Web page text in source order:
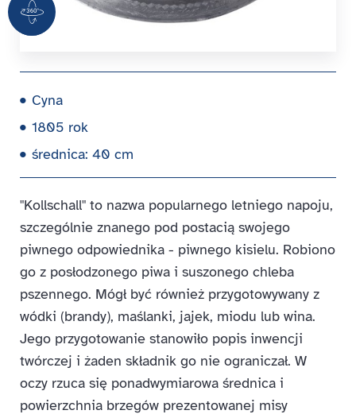
360 Grad Ansicht
Cyna
1805 rok
średnica: 40 cm
"Kollschall" to nazwa popularnego letniego napoju,
szczególnie znanego pod postacią swojego
piwnego odpowiednika - piwnego kisielu. Robiono
go z posłodzonego piwa i suszonego chleba
pszennego. Mógł być również przygotowywany z
wódki (brandy), maślanki, jajek, miodu lub wina.
Jego przygotowanie stanowiło popis inwencji
twórczej i żaden składnik go nie ograniczał. W
oczy rzuca się ponadwymiarowa średnica i
powierzchnia brzegów prezentowanej misy